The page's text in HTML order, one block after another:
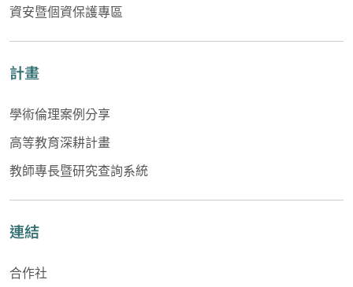
資安暨個資保護專區
計畫
學術倫理案例分享
高等教育深耕計畫
教師專長暨研究查詢系統
連結
合作社